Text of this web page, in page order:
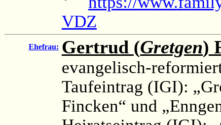
VDZ
Ehefrau: Gertrud (Gretgen)
evangelisch-
Taufeintrag (IGI):
Fincken“ und